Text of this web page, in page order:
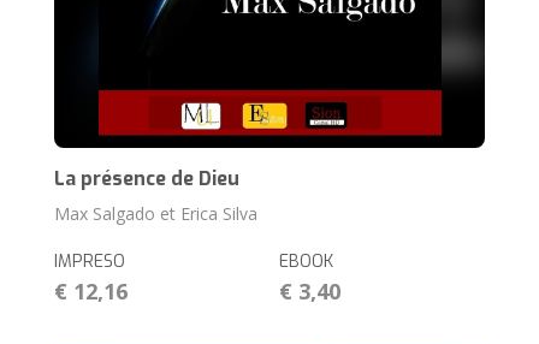
La présence de Dieu
Max Salgado et Erica Silva
IMPRESO
€ 12,16
EBOOK
€ 3,40